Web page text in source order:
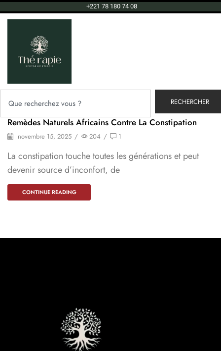
+221 78 180 74 08
RECHERCHER
Remèdes Naturels Africains Contre La Constipation
novembre 15, 2025 / 204 / 1
La constipation touche toutes les générations et peut
devenir source d’inconfort, de
CONTINUE READING